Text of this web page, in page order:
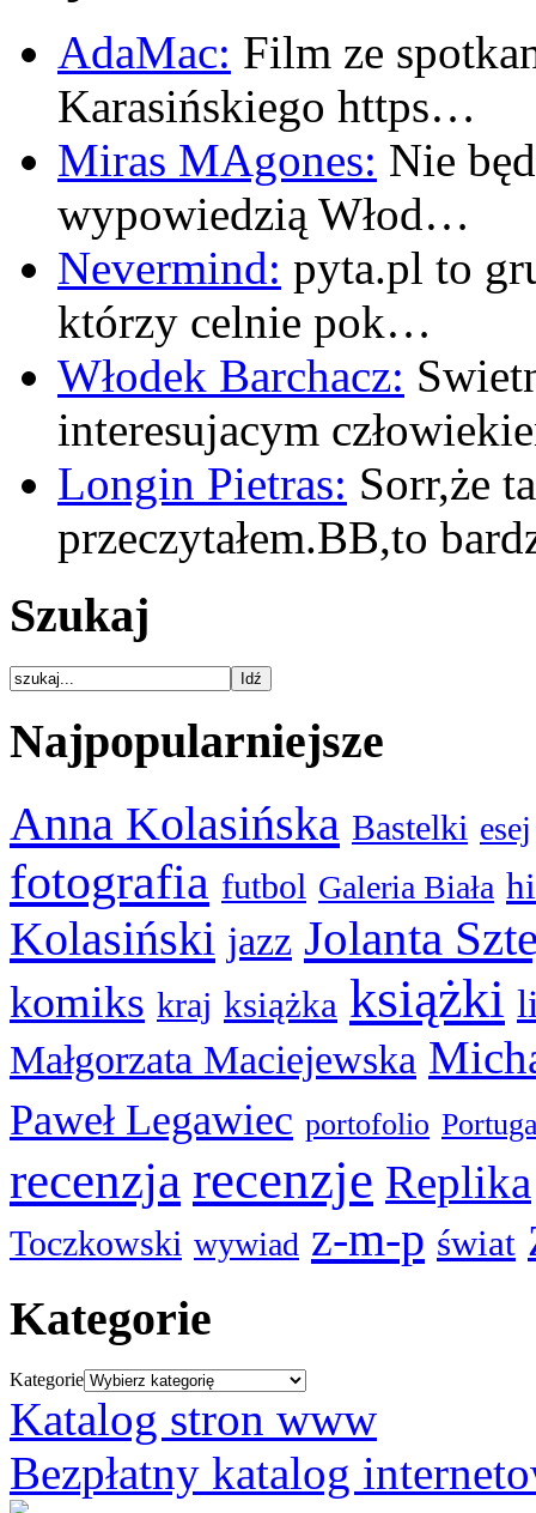
AdaMac: Film ze
Karasińskiego https…
Miras MAgones: Nie
wypowiedzią Włod…
Nevermind: pyta.pl to
którzy celnie pok…
Włodek Barchacz:
interesujacym
Longin Pietras: Sorr,że
przeczytałem.BB,to
Szukaj
Najpopularniejsze
Anna Kolasińska Bastelki esej
fotografia futbol Galeria Biała
Kolasiński jazz Jolanta
komiks kraj książka książki
Małgorzata Maciejewska
Paweł Legawiec portofolio
recenzja recenzje Replika
Toczkowski wywiad z-m-p świat
Kategorie
Kategorie
Katalog stron www
Bezpłatny katalog